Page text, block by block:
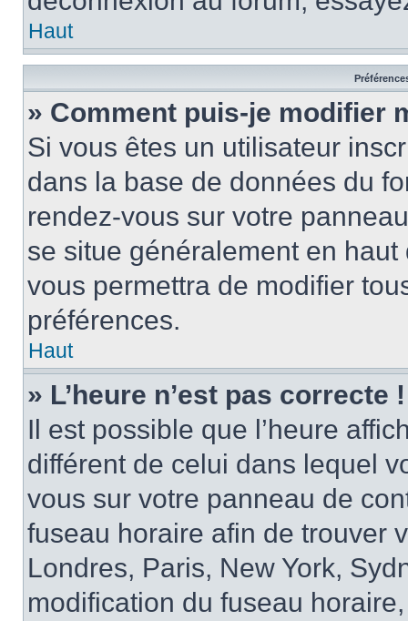
Haut
» Comment puis-je modifier
Si vous êtes un utilisateur
dans la base de données du
rendez-vous sur votre
se situe généralement en
vous permettra de modifier
préférences.
Haut
» L’heure n’est pas correcte !
Il est possible que l’heure
différent de celui dans lequel
vous sur votre panneau de
fuseau horaire afin de trouver
Londres, Paris, New York,
modification du fuseau